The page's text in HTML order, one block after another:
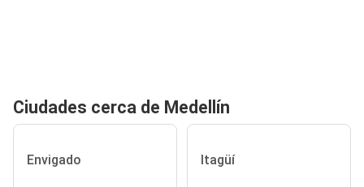
Ciudades cerca de Medellín
Envigado Itagüí